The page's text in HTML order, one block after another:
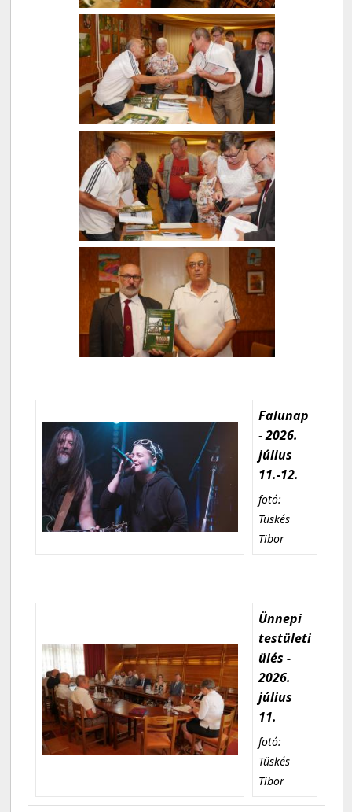
Falunap
- 2026.
július
11.-12.
fotó:
Tüskés
Tibor
Ünnepi
testületi
ülés -
2026.
július
11.
fotó:
Tüskés
Tibor